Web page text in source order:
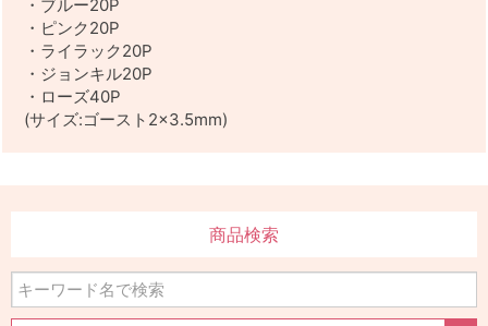
・ブルー20P
・ピンク20P
・ライラック20P
・ジョンキル20P
・ローズ40P
(サイズ:ゴースト2×3.5mm)
商品検索